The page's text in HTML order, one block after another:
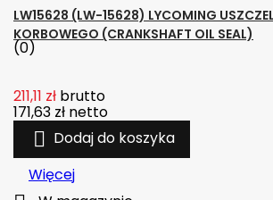
LW15628 (LW-15628) LYCOMING
KORBOWEGO (CRANKSHAFT OIL SEAL)
(0)
211,11 zł brutto
171,63 zł netto
 Dodaj do koszyka
Więcej